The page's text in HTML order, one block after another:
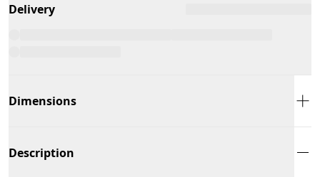
Delivery
Dimensions
Description